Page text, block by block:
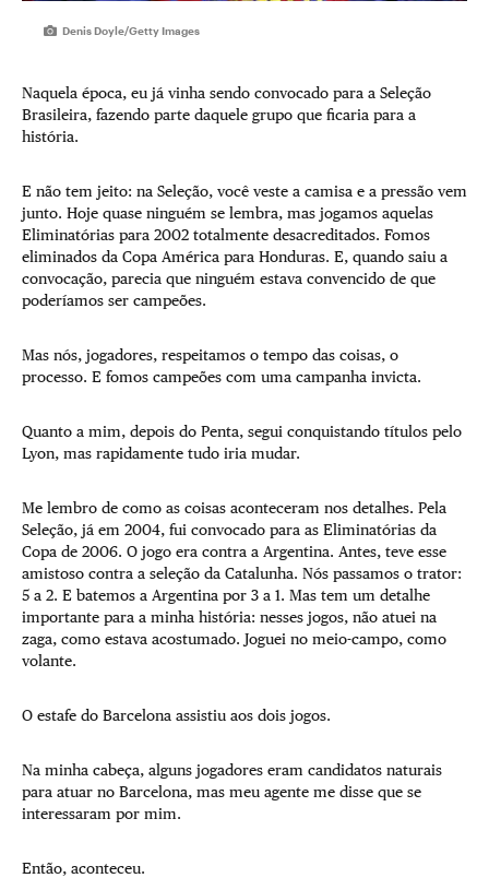
Denis Doyle/Getty Images
Naquela época, eu já vinha sendo convocado para a Seleção
Brasileira, fazendo parte daquele grupo que ficaria para a
história.
E não tem jeito: na Seleção, você veste a camisa e a pressão vem
junto. Hoje quase ninguém se lembra, mas jogamos aquelas
Eliminatórias para 2002 totalmente desacreditados. Fomos
eliminados da Copa América para Honduras. E, quando saiu a
convocação, parecia que ninguém estava convencido de que
poderíamos ser campeões.
Mas nós, jogadores, respeitamos o tempo das coisas, o
processo. E fomos campeões com uma campanha invicta.
Quanto a mim, depois do Penta, segui conquistando títulos pelo
Lyon, mas rapidamente tudo iria mudar.
Me lembro de como as coisas aconteceram nos detalhes. Pela
Seleção, já em 2004, fui convocado para as Eliminatórias da
Copa de 2006. O jogo era contra a Argentina. Antes, teve esse
amistoso contra a seleção da Catalunha. Nós passamos o trator:
5 a 2. E batemos a Argentina por 3 a 1. Mas tem um detalhe
importante para a minha história: nesses jogos, não atuei na
zaga, como estava acostumado. Joguei no meio-campo, como
volante.
O estafe do Barcelona assistiu aos dois jogos.
Na minha cabeça, alguns jogadores eram candidatos naturais
para atuar no Barcelona, mas meu agente me disse que se
interessaram por mim.
Então, aconteceu.